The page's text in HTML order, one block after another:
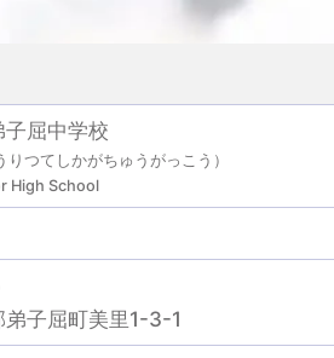
屈中学校
りつてしかがちゅうがっこう）
High School
弟子屈町美里1-3-1